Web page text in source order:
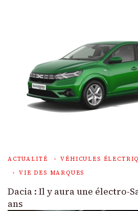
ACTUALITÉ
VÉHICULES
VIE DES MARQUES
Dacia : Il y aura une électro-
ans